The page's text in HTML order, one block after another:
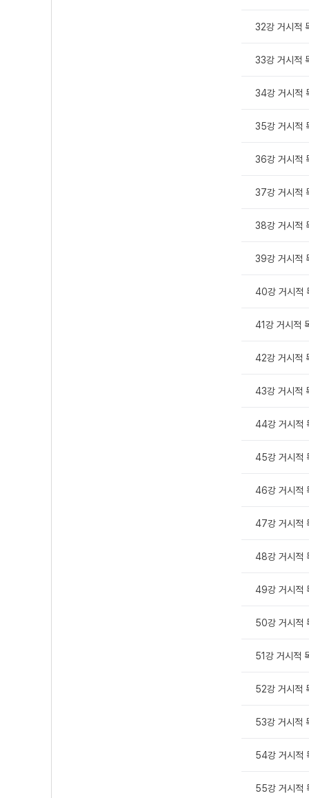
32강 거시적
33강 거시적
34강 거시적
35강 거시적
36강 거시적
37강 거시적
38강 거시적
39강 거시적
40강 거시적
41강 거시적
42강 거시적
43강 거시적
44강 거시적
45강 거시적
46강 거시적
47강 거시적
48강 거시적
49강 거시적
50강 거시적
51강 거시적
52강 거시적
53강 거시적
54강 거시적
55강 거시적